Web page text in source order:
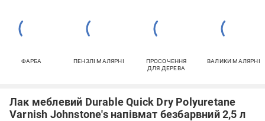
ФАРБА ПЕНЗЛІ МАЛЯРНІ
ПРОСОЧЕННЯ
ДЛЯ ДЕРЕВА
ВАЛИКИ МАЛЯРНІ
Лак меблевий Durable Quick Dry Polyuretane
Varnish Johnstone's напівмат безбарвний 2,5 л